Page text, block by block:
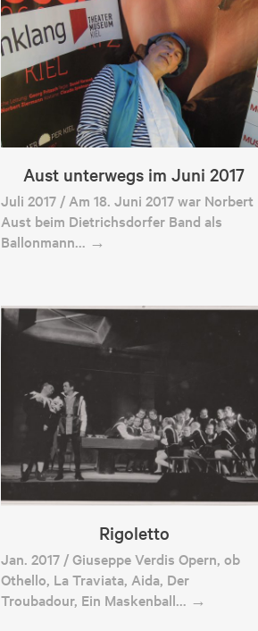
Aust unterwegs im Juni 2017
Juli 2017 / Am 18. Juni 2017 war Norbert
Aust beim Dietrichsdorfer Band als
Ballonmann… →
Rigoletto
Jan. 2017 / Giuseppe Verdis Opern, ob
Othello, La Traviata, Aida, Der
Troubadour, Ein Maskenball… →